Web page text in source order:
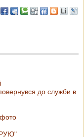
до служби в
фото